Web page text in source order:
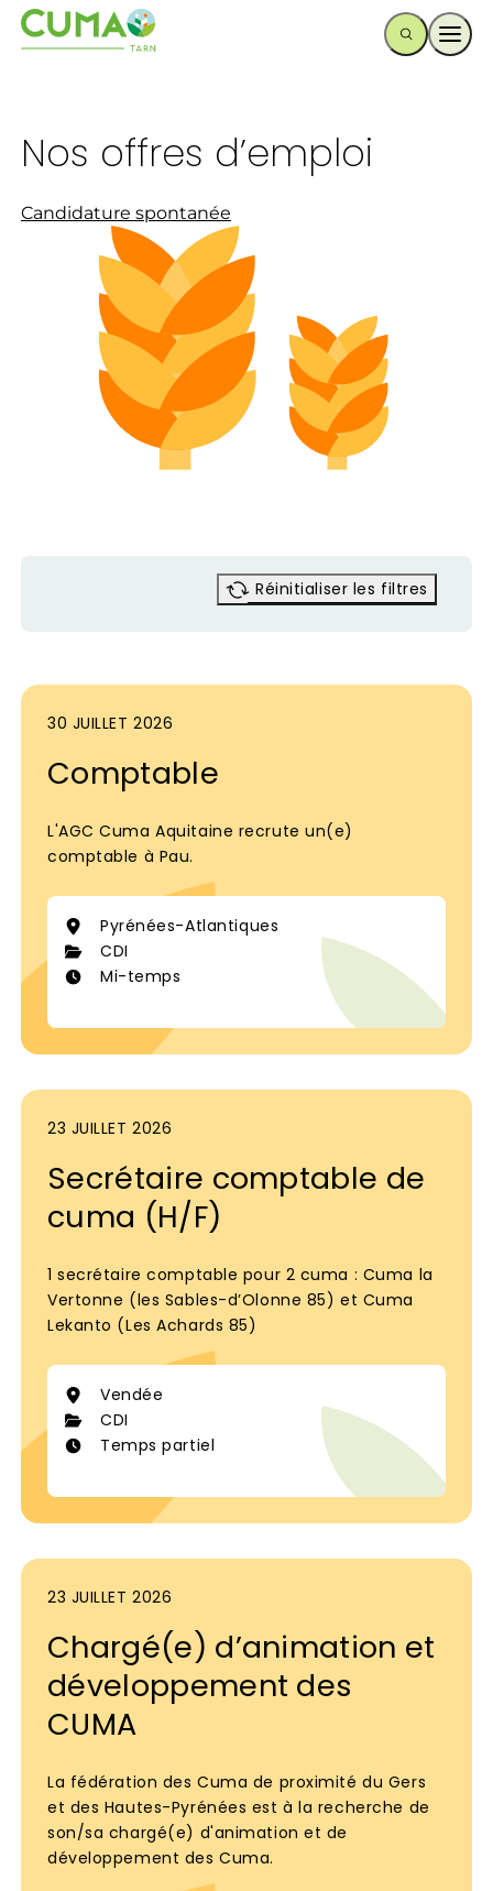
Nos offres d’emploi
Candidature spontanée
Réinitialiser les filtres
30 JUILLET 2026
Comptable
L'AGC Cuma Aquitaine recrute un(e)
comptable à Pau.
Pyrénées-Atlantiques
CDI
Mi-temps
23 JUILLET 2026
Secrétaire comptable de
cuma (H/F)
1 secrétaire comptable pour 2 cuma : Cuma la
Vertonne (les Sables-d’Olonne 85) et Cuma
Lekanto (Les Achards 85)
Vendée
CDI
Temps partiel
23 JUILLET 2026
Chargé(e) d’animation et
développement des
CUMA
La fédération des Cuma de proximité du Gers
et des Hautes-Pyrénées est à la recherche de
son/sa chargé(e) d'animation et de
développement des Cuma.